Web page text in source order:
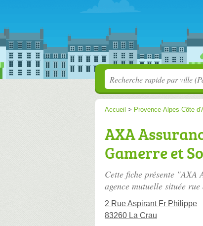
Accueil > Provence-Alpes-Côte
AXA
Gamerre et
Cette fiche présente "AXA
agence mutuelle située
2 Rue Aspirant Fr Philippe
83260 La Crau